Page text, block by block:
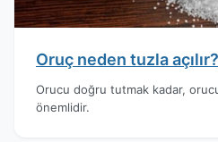
Oruç neden tuzla açılır?
Orucu doğru tutmak kadar,
önemlidir.